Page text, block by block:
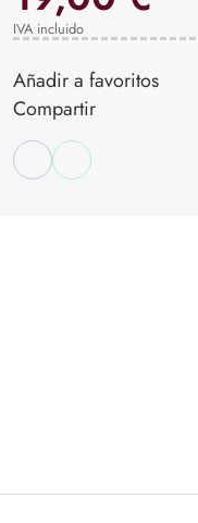
IVA incluido
Añadir a favoritos
Compartir